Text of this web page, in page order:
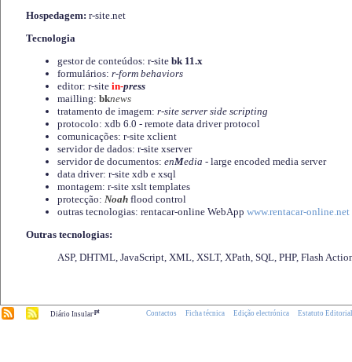
Hospedagem: r-site.net
Tecnologia
gestor de conteúdos: r-site bk 11.x
formulários: r-form behaviors
editor: r-site in-press
mailling: bknews
tratamento de imagem: r-site server side scripting
protocolo: xdb 6.0 - remote data driver protocol
comunicações: r-site xclient
servidor de dados: r-site xserver
servidor de documentos: enMedia - large encoded media server
data driver: r-site xdb e xsql
montagem: r-site xslt templates
protecção: Noah flood control
outras tecnologias: rentacar-online WebApp www.rentacar-online.net
Outras tecnologias:
ASP, DHTML, JavaScript, XML, XSLT, XPath, SQL, PHP, Flash
Diário Insular.pt Contactos Ficha técnica Edição electrónica Estatuto Editorial